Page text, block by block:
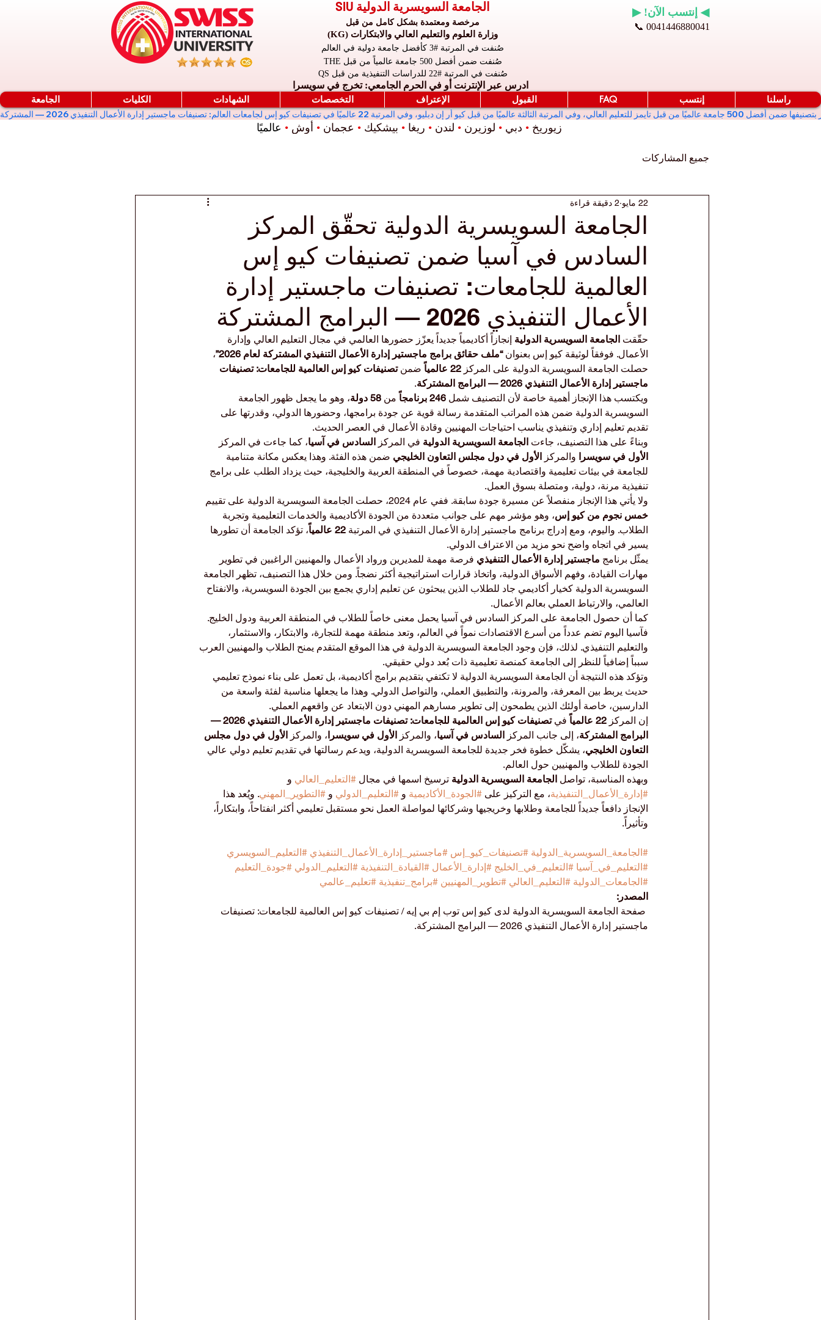
الجامعة السويسرية الدولية SIU
مرخصة ومعتمدة بشكل كامل من قبل
وزارة العلوم والتعليم العالي والابتكارات (KG)
صُنفت في المرتبة #3 كأفضل جامعة دولية في العالم
صُنفت ضمن أفضل 500 جامعة عالمياً من قبل THE
◀ إنتسب الآن! ▶
📞 0041446880041
صُنفت في المرتبة #22 للدراسات التنفيذية من قبل QS
ادرس عبر الإنترنت أو في الحرم الجامعي: تخرج في سويسرا
الجامعة الكليات الشهادات التخصصات الإعتراف القبول FAQ إنتسب راسلنا
زيوريخ • دبي • لوزيرن • لندن • ريغا • بيشكيك • عجمان • أوش • عالميًا
جميع المشاركات
الجامعة السويسرية الدولية تحقّق المركز
السادس في آسيا ضمن تصنيفات كيو إس
العالمية للجامعات: تصنيفات ماجستير إدارة
الأعمال التنفيذي 2026 — البرامج المشتركة
22 مايو 2 دقيقة قراءة
حقّقت الجامعة السويسرية الدولية إنجازاً أكاديمياً جديداً يعزّز حضورها العالمي في مجال التعليم العالي وإدارة
الأعمال. فوفقاً لوثيقة كيو إس بعنوان “ملف حقائق برامج ماجستير إدارة الأعمال التنفيذي المشتركة لعام 2026”
،
حصلت الجامعة السويسرية الدولية على المركز 22 عالمياً ضمن تصنيفات كيو إس العالمية للجامعات: تصنيفات
ماجستير إدارة الأعمال التنفيذي 2026 — البرامج المشتركة
.
ويكتسب هذا الإنجاز أهمية خاصة لأن التصنيف شمل 246 برنامجاً من 58 دولة
، وهو ما يجعل ظهور الجامعة
السويسرية الدولية ضمن هذه المراتب المتقدمة رسالة قوية عن جودة برامجها، وحضورها الدولي، وقدرتها على
تقديم تعليم إداري وتنفيذي يناسب احتياجات المهنيين وقادة الأعمال في العصر الحديث.
وبناءً على هذا التصنيف، جاءت الجامعة السويسرية الدولية في المركز السادس في آسيا، كما جاءت في المركز
الأول في سويسرا والمركز الأول في دول مجلس التعاون الخليجي ضمن هذه الفئة. وهذا يعكس مكانة متنامية
للجامعة في بيئات تعليمية واقتصادية مهمة، خصوصاً في المنطقة العربية والخليجية، حيث يزداد الطلب على برامج
تنفيذية مرنة، دولية، ومتصلة بسوق العمل.
ولا يأتي هذا الإنجاز منفصلاً عن مسيرة جودة سابقة. ففي عام 2024، حصلت الجامعة السويسرية الدولية على تقييم
خمس نجوم من كيو إس، وهو مؤشر مهم على جوانب متعددة من الجودة الأكاديمية والخدمات التعليمية وتجربة
الطلاب. واليوم، ومع إدراج برنامج ماجستير إدارة الأعمال التنفيذي في المرتبة 22 عالمياً
، تؤكد الجامعة أن تطورها
يسير في اتجاه واضح نحو مزيد من الاعتراف الدولي.
يمثّل برنامج ماجستير إدارة الأعمال التنفيذي فرصة مهمة للمديرين ورواد الأعمال والمهنيين الراغبين في تطوير
مهارات القيادة، وفهم الأسواق الدولية، واتخاذ قرارات استراتيجية أكثر نضجاً. ومن خلال هذا التصنيف، تظهر الجامعة
السويسرية الدولية كخيار أكاديمي جاد للطلاب الذين يبحثون عن تعليم إداري يجمع بين الجودة السويسرية، والانفتاح
العالمي، والارتباط العملي بعالم الأعمال.
كما أن حصول الجامعة على المركز السادس في آسيا يحمل معنى خاصاً للطلاب في المنطقة العربية ودول الخليج.
فآسيا اليوم تضم عدداً من أسرع الاقتصادات نمواً في العالم، وتعد منطقة مهمة للتجارة، والابتكار، والاستثمار،
والتعليم التنفيذي. لذلك، فإن وجود الجامعة السويسرية الدولية في هذا الموقع المتقدم يمنح الطلاب والمهنيين العرب
سبباً إضافياً للنظر إلى الجامعة كمنصة تعليمية ذات بُعد دولي حقيقي.
وتؤكد هذه النتيجة أن الجامعة السويسرية الدولية لا تكتفي بتقديم برامج أكاديمية، بل تعمل على بناء نموذج تعليمي
حديث يربط بين المعرفة، والمرونة، والتطبيق العملي، والتواصل الدولي. وهذا ما يجعلها مناسبة لفئة واسعة من
الدارسين، خاصة أولئك الذين يطمحون إلى تطوير مسارهم المهني دون الابتعاد عن واقعهم العملي.
إن المركز 22 عالمياً في
تصنيفات كيو إس العالمية للجامعات: تصنيفات ماجستير إدارة الأعمال التنفيذي 2026 —
البرامج المشتركة، إلى جانب المركز السادس في آسيا، والمركز الأول في سويسرا، والمركز الأول في دول مجلس
التعاون الخليجي، يشكّل خطوة فخر جديدة للجامعة السويسرية الدولية، ويدعم رسالتها في تقديم تعليم دولي عالي
الجودة للطلاب والمهنيين حول العالم.
وبهذه المناسبة، تواصل الجامعة السويسرية الدولية ترسيخ اسمها في مجال #التعليم_العالي و
#إدارة_الأعمال_التنفيذية، مع التركيز على #الجودة_الأكاديمية و #التعليم_الدولي و #التطوير_المهني. ويُعد هذا
الإنجاز دافعاً جديداً للجامعة وطلابها وخريجيها وشركائها لمواصلة العمل نحو مستقبل تعليمي أكثر انفتاحاً، وابتكاراً،
وتأثيراً.
#الجامعة_السويسرية_الدولية #تصنيفات_كيو_إس #ماجستير_إدارة_الأعمال_التنفيذي #التعليم_السويسري
#التعليم_في_آسيا #التعليم_في_الخليج #إدارة_الأعمال #القيادة_التنفيذية #التعليم_الدولي #جودة_التعليم
#الجامعات_الدولية #التعليم_العالي #تطوير_المهنيين #برامج_تنفيذية #تعليم_عالمي
المصدر:
صفحة الجامعة السويسرية الدولية لدى كيو إس توب إم بي إيه / تصنيفات كيو إس العالمية للجامعات: تصنيفات
ماجستير إدارة الأعمال التنفيذي 2026 — البرامج المشتركة.